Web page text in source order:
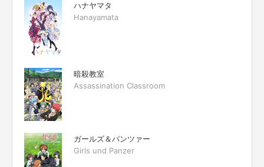
ハナヤマタ
Hanayamata
暗殺教室
Assassination Classroom
ガールズ＆パンツァー
Girls und Panzer